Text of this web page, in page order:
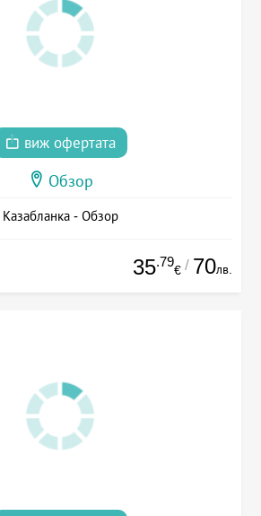
виж офертата
Обзор
Казабланка - Обзор
35.79
€ / 70лв.